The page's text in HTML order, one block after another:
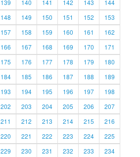
139 140 141 142 143
144
148 149 150 151 152
153
157 158 159 160 161
162
166 167 168 169 170
171
175 176 177 178 179
180
184 185 186 187 188
189
193 194 195 196 197
198
202 203 204 205 206
207
211 212 213 214 215
216
220 221 222 223 224
225
229 230 231 232 233 234